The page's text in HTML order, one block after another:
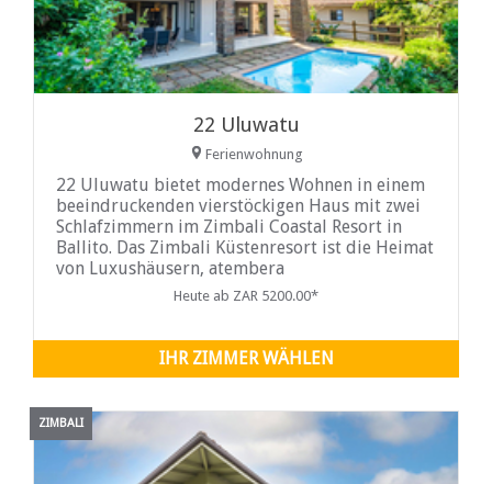
22 Uluwatu
Ferienwohnung
22 Uluwatu bietet modernes Wohnen in einem
beeindruckenden vierstöckigen Haus mit zwei
Schlafzimmern im Zimbali Coastal Resort in
Ballito. Das Zimbali Küstenresort ist die Heimat
von Luxushäusern, atembera
Heute ab ZAR 5200.00*
IHR ZIMMER WÄHLEN
ZIMBALI